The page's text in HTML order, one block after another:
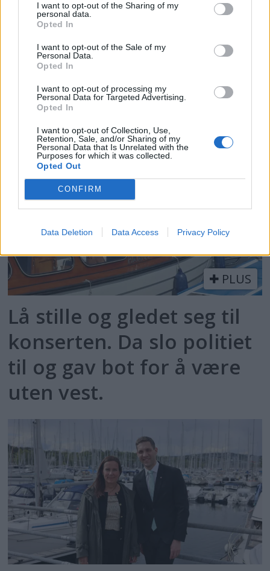
I want to opt-out of the Sharing of my
personal data.
Opted In
I want to opt-out of the Sale of my
Personal Data.
Opted In
I want to opt-out of processing my
Personal Data for Targeted Advertising.
Opted In
I want to opt-out of Collection, Use,
Retention, Sale, and/or Sharing of my
Personal Data that Is Unrelated with the
Purposes for which it was collected.
Opted Out
CONFIRM
Data Deletion Data Access Privacy Policy
PLUS
Poker Run i Arendal med
fire S i ermet
PLUS
Lå stille og gledet seg til
konserten. Da slo politiet
til og gav bot for å være
uten vest.